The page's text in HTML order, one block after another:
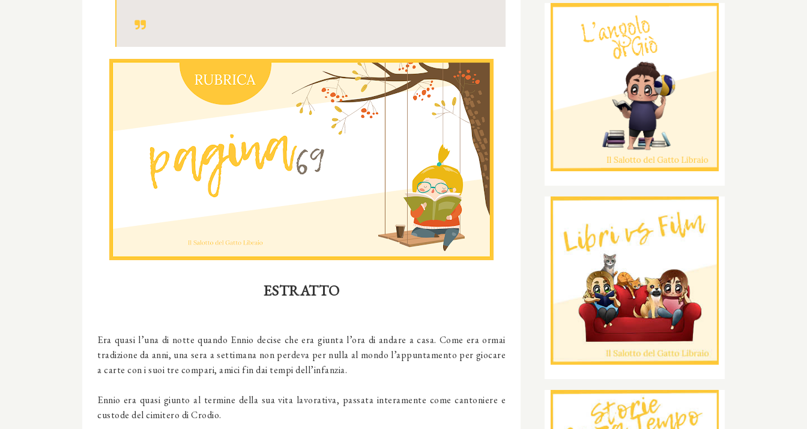
ESTRATTO
Era quasi l’una di notte quando Ennio decise che era giunta l’ora di andare a casa. Come era ormai
tradizione da anni, una sera a settimana non perdeva per nulla al mondo l’appuntamento per giocare
a carte con i suoi tre compari, amici fin dai tempi dell’infanzia.
Ennio era quasi giunto al termine della sua vita lavorativa, passata interamente come cantoniere e
custode del cimitero di Crodio.